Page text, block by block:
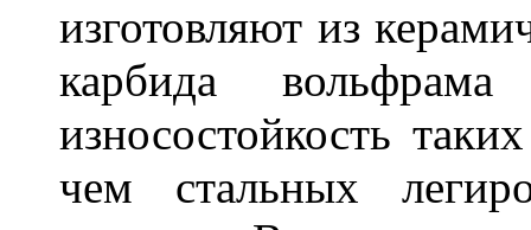
изготовляют из
карбида
износостойкость
чем стальных